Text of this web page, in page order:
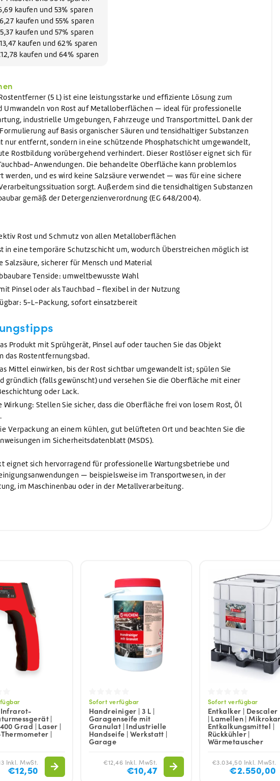
kaufen und 53% sparen
kaufen und 55% sparen
kaufen und 57% sparen
kaufen und 62% sparen
kaufen und 64% sparen
(5 L) ist eine leistungsstarke und effiziente Lösung zum
Umwandeln von Rost auf Metalloberflächen — ideal für professionelle
industrielle Umgebungen, Fahrzeuge und Transportmittel. Dank der
auf Basis organischer Säuren und tensidhaltiger Substanzen
nur entfernt, sondern in eine schützende Phosphatschicht umgewandelt,
Rostbildung vorübergehend verhindert. Dieser Rostlöser eignet sich für
Anwendungen. Die behandelte Oberfläche kann problemlos
werden, und es wird keine Salzsäure verwendet — was für eine sichere
sorgt. Außerdem sind die tensidhaltigen Substanzen
gemäß der Detergenzienverordnung (EG 648/2004).
Rost und Schmutz von allen Metalloberflächen
in eine temporäre Schutzschicht um, wodurch Überstreichen möglich ist
Salzsäure, sicherer für Mensch und Material
Tenside: umweltbewusste Wahl
Pinsel oder als Tauchbad – flexibel in der Nutzung
5-L-Packung, sofort einsatzbereit
Produkt mit Sprühgerät, Pinsel auf oder tauchen Sie das Objekt
das Rostentfernungsbad.
Mittel einwirken, bis der Rost sichtbar umgewandelt ist; spülen Sie
gründlich (falls gewünscht) und versehen Sie die Oberfläche mit einer
oder Lack.
Wirkung: Stellen Sie sicher, dass die Oberfläche frei von losem Rost, Öl
Verpackung an einem kühlen, gut belüfteten Ort und beachten Sie die
im Sicherheitsdatenblatt (MSDS).
eignet sich hervorragend für professionelle Wartungsbetriebe und
— beispielsweise im Transportwesen, in der
im Maschinenbau oder in der Metallverarbeitung.
|
Grad | Laser |
|
Inkl. MwSt.
€12,50
Sofort verfügbar
Handreiniger | 3 L |
Garagenseife mit
Granulat | Industrielle
Handseife | Werkstatt |
Garage
€12,46 Inkl. MwSt.
€10,47
Sofort verfügbar
Entkalker | Descaler
| Lamellen |
Entkalkungsmittel |
Rückkühler |
Wärmetauscher
€3.034,50 Inkl. MwSt.
€2.550,00